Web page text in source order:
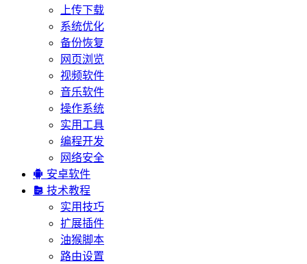
上传下载
系统优化
备份恢复
网页浏览
视频软件
音乐软件
操作系统
实用工具
编程开发
网络安全
 安卓软件
 技术教程
实用技巧
扩展插件
油猴脚本
路由设置